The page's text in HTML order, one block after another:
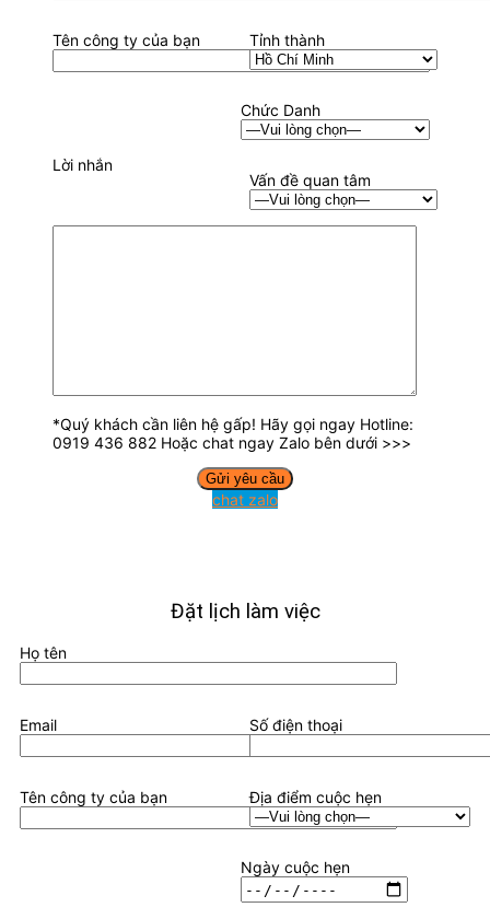
Tên công ty của bạn Tỉnh thành
Chức Danh
Vấn đề quan tâm
Lời nhắn
*Quý khách cần liên hệ gấp! Hãy gọi ngay Hotline:
0919 436 882 Hoặc chat ngay Zalo bên dưới >>>
chat zalo
Đặt lịch làm việc
Họ tên
Email Số điện thoại
Tên công ty của bạn Địa điểm cuộc hẹn
Ngày cuộc hẹn